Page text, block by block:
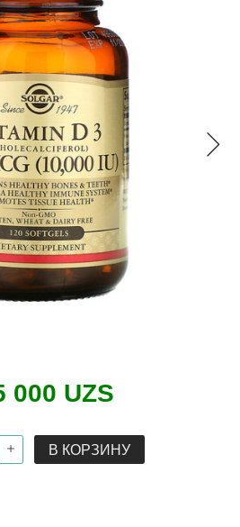
000 UZS
В КОРЗИНУ